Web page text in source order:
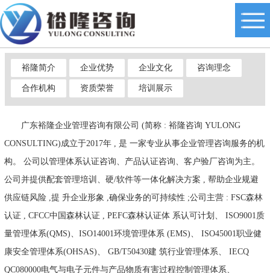
裕隆简介 企业优势 企业文化 咨询理念
合作机构 资质荣誉 培训展示
广东裕隆企业管理咨询有限公司 (简称 : 裕隆咨询 YULONG
CONSULTING)成立于2017年 , 是 一家专业从事企业管理咨询服务的机
构。 公司以管理体系认证咨询、产品认证咨询、客户验厂咨询为主。
公司并提供配套管理培训、硬/软件等一体化解决方案 , 帮助企业规避
供应链风险 ,提 升企业形象 ,确保业务的可持续性 ;公司主营 : FSC森林
认证 , CFCC中国森林认证 , PEFC森林认证体 系认可计划、 ISO9001质
量管理体系(QMS)、ISO14001环境管理体系 (EMS)、 ISO45001职业健
康安全管理体系(OHSAS)、 GB/T50430建 筑行业管理体系、 IECQ
QC080000电气与电子元件与产品物质有害过程控制管理体系、